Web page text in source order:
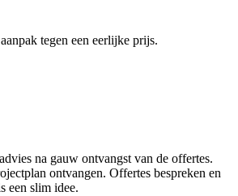
tegen een eerlijke prijs.
na gauw ontvangst van de offertes.
ontvangen. Offertes bespreken en
een slim idee.